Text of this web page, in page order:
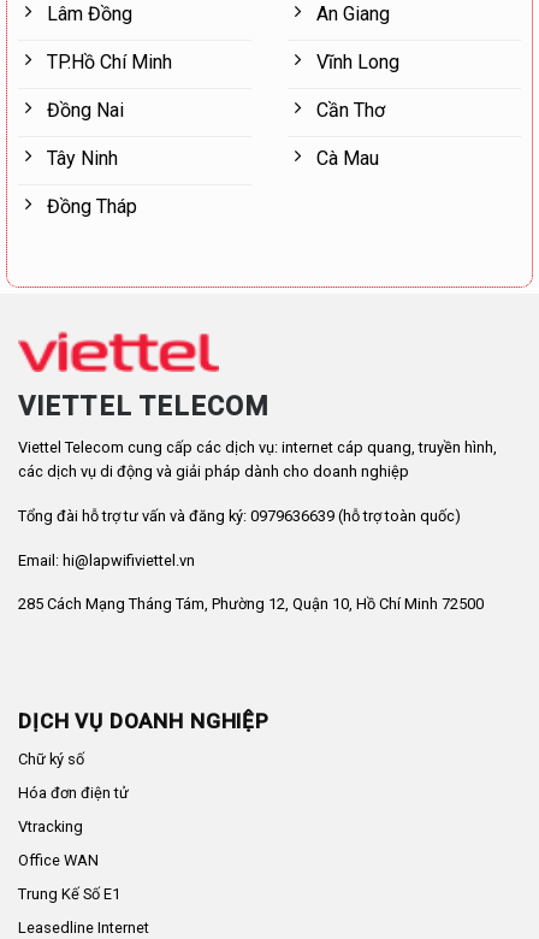
Lâm Đồng
TP.Hồ Chí Minh
Đồng Nai
Tây Ninh
Đồng Tháp
An Giang
Vĩnh Long
Cần Thơ
Cà Mau
VIETTEL TELECOM
Viettel Telecom cung cấp các dịch vụ: internet cáp quang, truyền hình,
các dịch vụ di động và giải pháp dành cho doanh nghiệp
Tổng đài hỗ trợ tư vấn và đăng ký: 0979636639 (hỗ trợ toàn quốc)
Email: hi@lapwifiviettel.vn
285 Cách Mạng Tháng Tám, Phường 12, Quận 10, Hồ Chí Minh 72500
DỊCH VỤ DOANH NGHIỆP
Chữ ký số
Hóa đơn điện tử
Vtracking
Office WAN
Trung Kế Số E1
Leasedline Internet